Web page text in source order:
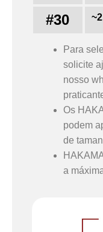
#30
Para
solicite
nosso
Os
podem
de
a